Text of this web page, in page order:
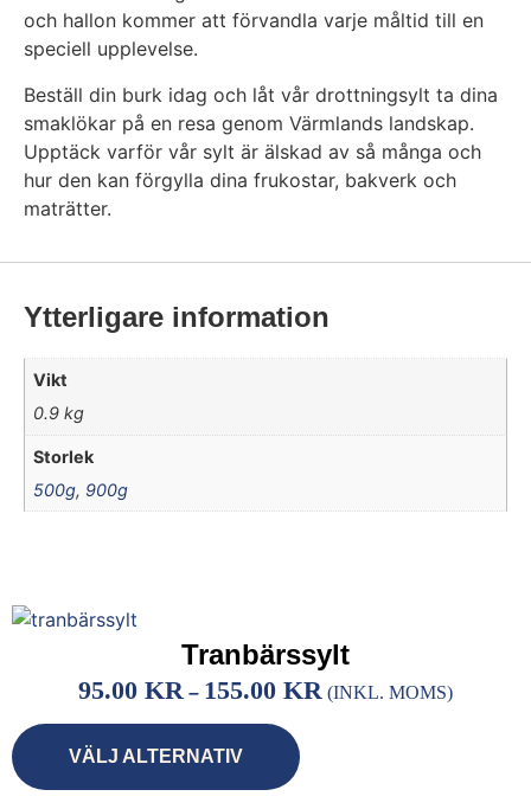
och hallon kommer att förvandla varje måltid till en
speciell upplevelse.
Beställ din burk idag och låt vår drottningsylt ta dina
smaklökar på en resa genom Värmlands landskap.
Upptäck varför vår sylt är älskad av så många och
hur den kan förgylla dina frukostar, bakverk och
maträtter.
Ytterligare information
Vikt
0.9 kg
Storlek
500g, 900g
Tranbärssylt
95.00 KR – 155.00 KR (INKL. MOMS)
VÄLJ ALTERNATIV